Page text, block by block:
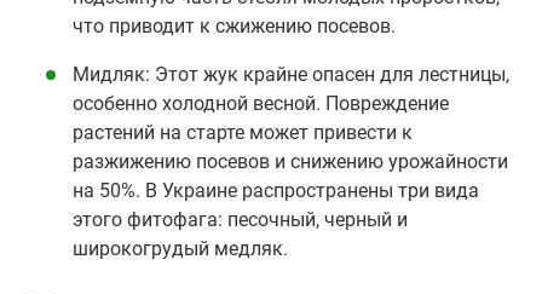
что приводит к сжижению посевов.
Мидляк: Этот жук крайне опасен для лестницы,
особенно холодной весной. Повреждение
растений на старте может привести к
разжижению посевов и снижению урожайности
на 50%. В Украине распространены три вида
этого фитофага: песочный, черный и
широкогрудый медляк.